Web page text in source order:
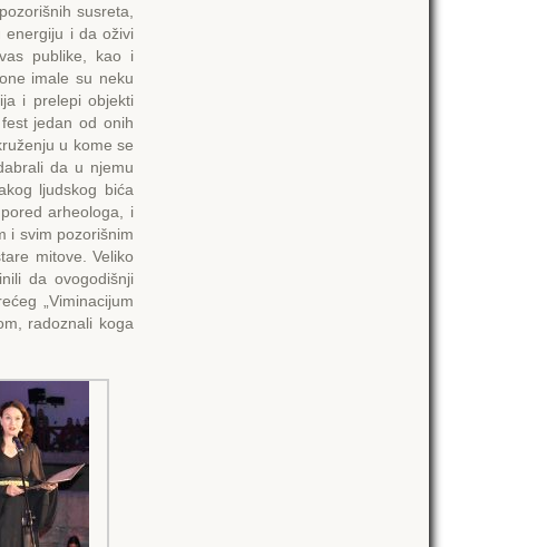
susreta,
energiju i da oživi
publike, kao i
imale su neku
i prelepi objekti
jedan od onih
u kome se
da u njemu
ljudskog bića
arheologa, i
i svim pozorišnim
mitove. Veliko
da ovogodišnji
„Viminacijum
radoznali koga